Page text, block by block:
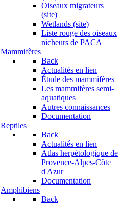
Oiseaux migrateurs
(site)
Wetlands (site)
Liste rouge des oiseaux
nicheurs de PACA
Mammifères
Back
Actualités en lien
Étude des mammifères
Les mammifères semi-
aquatiques
Autres connaissances
Documentation
Reptiles
Back
Actualités en lien
Atlas herpétologique de
Provence-Alpes-Côte
d'Azur
Documentation
Amphibiens
Back